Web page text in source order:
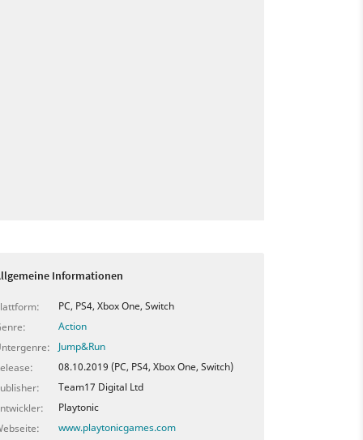
Informationen
PC, PS4, Xbox One, Switch
Action
Jump&Run
08.10.2019 (PC, PS4, Xbox One, Switch)
Team17 Digital Ltd
Playtonic
www.playtonicgames.com